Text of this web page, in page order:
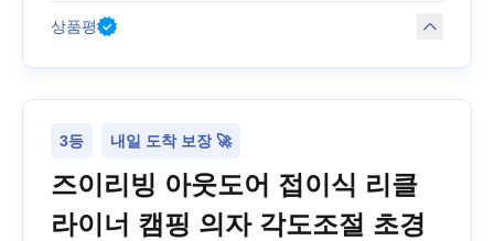
상품평
3등 내일 도착 보장 🚀
즈이리빙 아웃도어 접이식 리클
라이너 캠핑 의자 각도조절 초경